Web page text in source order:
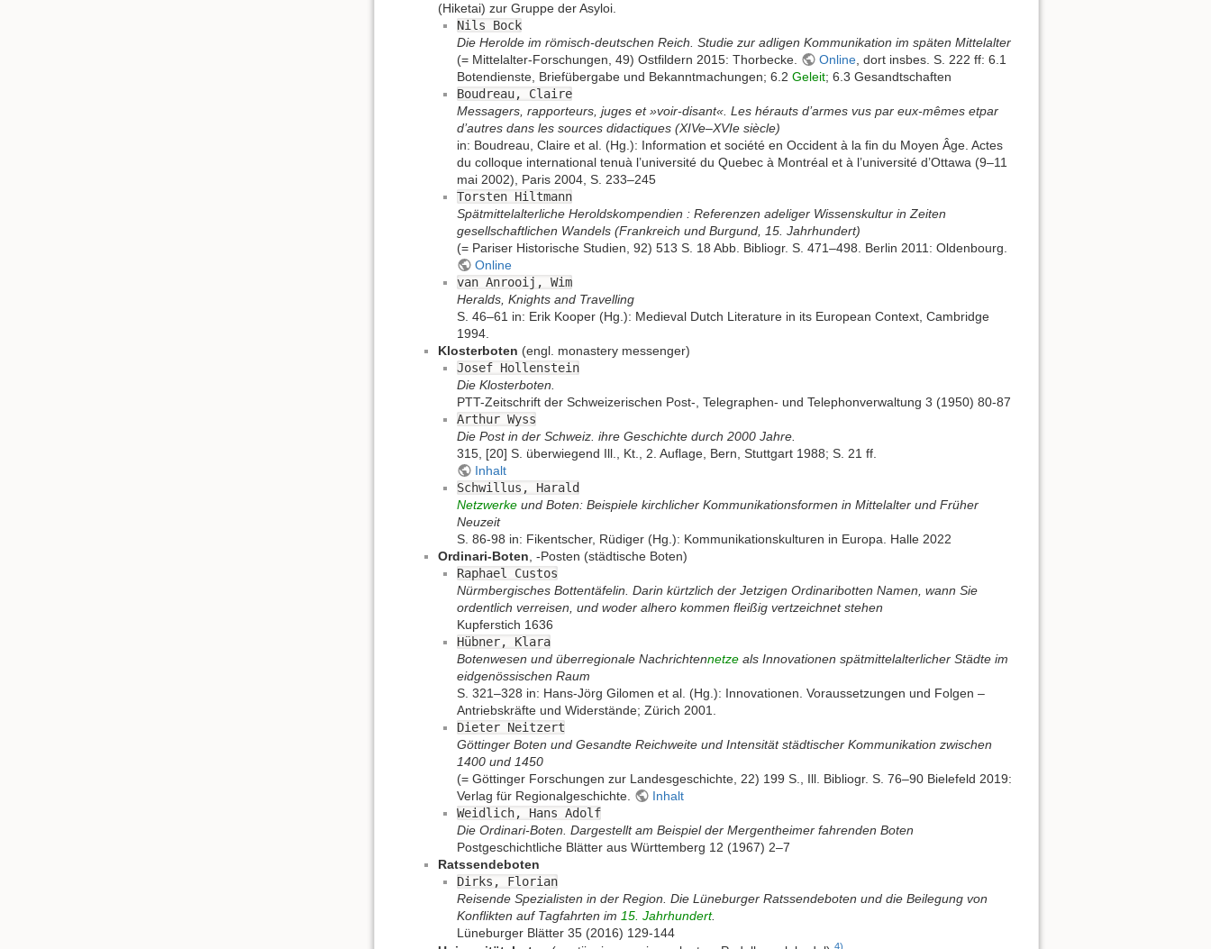
(Hiketai) zur Gruppe der Asyloi.
Nils Bock
Die Herolde im römisch-deutschen Reich. Studie zur adligen Kommunikation im späten Mittelalter
(= Mittelalter-Forschungen, 49) Ostfildern 2015: Thorbecke.
Online, dort insbes. S. 222 ff: 6.1
Botendienste, Briefübergabe und Bekanntmachungen; 6.2 Geleit; 6.3 Gesandtschaften
Boudreau, Claire
Messagers, rapporteurs, juges et »voir-disant«. Les hérauts d’armes vus par eux-mêmes etpar
d’autres dans les sources didactiques (XIVe–XVIe siècle)
in: Boudreau, Claire et al. (Hg.): Information et société en Occident à la fin du Moyen Âge. Actes
du colloque international tenuà l’université du Quebec à Montréal et à l’université d’Ottawa (9–11
mai 2002), Paris 2004, S. 233–245
Torsten Hiltmann
Spätmittelalterliche Heroldskompendien : Referenzen adeliger Wissenskultur in Zeiten
gesellschaftlichen Wandels (Frankreich und Burgund, 15. Jahrhundert)
(= Pariser Historische Studien, 92) 513 S. 18 Abb. Bibliogr. S. 471–498. Berlin 2011: Oldenbourg.
Online
van Anrooij, Wim
Heralds, Knights and Travelling
S. 46–61 in: Erik Kooper (Hg.): Medieval Dutch Literature in its European Context, Cambridge
1994.
Klosterboten (engl. monastery messenger)
Josef Hollenstein
Die Klosterboten.
PTT-Zeitschrift der Schweizerischen Post-, Telegraphen- und Telephonverwaltung 3 (1950) 80-87
Arthur Wyss
Die Post in der Schweiz. ihre Geschichte durch 2000 Jahre.
315, [20] S. überwiegend Ill., Kt., 2. Auflage, Bern, Stuttgart 1988; S. 21 ff.
Inhalt
Schwillus, Harald
Netzwerke und Boten: Beispiele kirchlicher Kommunikationsformen in Mittelalter und Früher
Neuzeit
S. 86-98 in: Fikentscher, Rüdiger (Hg.): Kommunikationskulturen in Europa. Halle 2022
Ordinari-Boten, -Posten (städtische Boten)
Raphael Custos
Nürmbergisches Bottentäfelin. Darin kürtzlich der Jetzigen Ordinaribotten Namen, wann Sie
ordentlich verreisen, und woder alhero kommen fleißig vertzeichnet stehen
Kupferstich 1636
Hübner, Klara
Botenwesen und überregionale Nachrichtennetze als Innovationen spätmittelalterlicher Städte im
eidgenössischen Raum
S. 321–328 in: Hans-Jörg Gilomen et al. (Hg.): Innovationen. Voraussetzungen und Folgen –
Antriebskräfte und Widerstände; Zürich 2001.
Dieter Neitzert
Göttinger Boten und Gesandte Reichweite und Intensität städtischer Kommunikation zwischen
1400 und 1450
(= Göttinger Forschungen zur Landesgeschichte, 22) 199 S., Ill. Bibliogr. S. 76–90 Bielefeld 2019:
Verlag für Regionalgeschichte.
Inhalt
Weidlich, Hans Adolf
Die Ordinari-Boten. Dargestellt am Beispiel der Mergentheimer fahrenden Boten
Postgeschichtliche Blätter aus Württemberg 12 (1967) 2–7
Ratssendeboten
Dirks, Florian
Reisende Spezialisten in der Region. Die Lüneburger Ratssendeboten und die Beilegung von
Konflikten auf Tagfahrten im 15. Jahrhundert.
Lüneburger Blätter 35 (2016) 129-144
4)